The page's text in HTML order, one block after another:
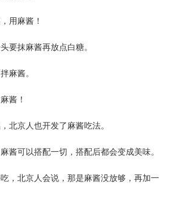
用麻酱！
要抹麻酱再放点白糖。
麻酱。
酱！
北京人也开发了麻酱吃法。
酱可以搭配一切，搭配后都会变成美味。
，北京人会说，那是麻酱没放够，再加一